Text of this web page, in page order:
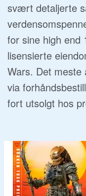
svært detaljerte
for sine high end
lisensierte
Wars. Det meste
via
fort utsolgt hos